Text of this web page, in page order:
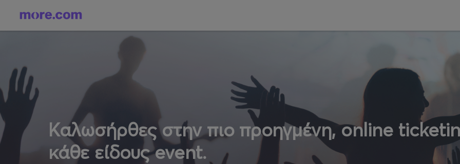
Καλωσήρθες στην πιο προηγμένη, online
κάθε είδους event.